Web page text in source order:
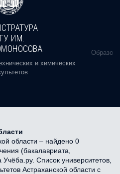
ИМ.
и химических
области – найдено 0
(бакалавриата,
Список университетов,
Астраханской области с